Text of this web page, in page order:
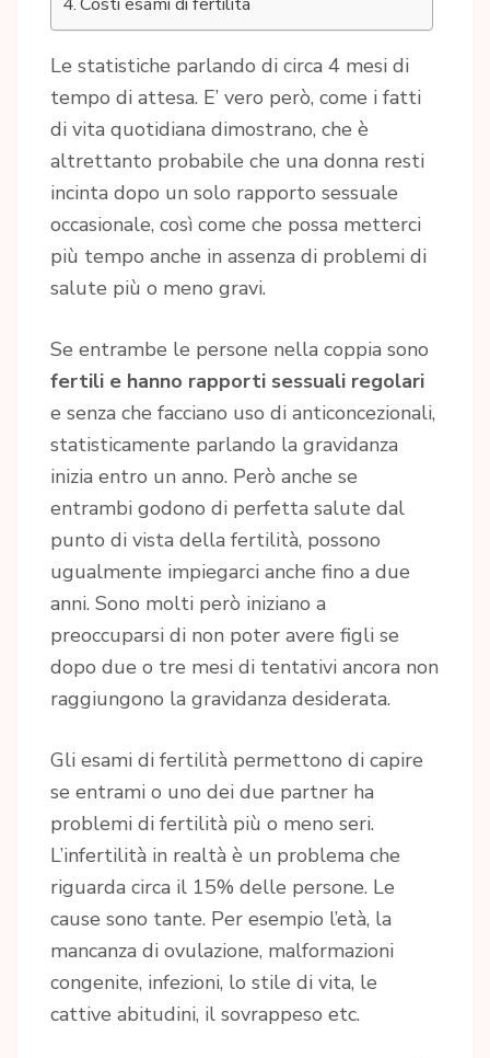
Le statistiche parlando di circa 4 mesi di
tempo di attesa. E’ vero però, come i fatti
di vita quotidiana dimostrano, che è
altrettanto probabile che una donna resti
incinta dopo un solo rapporto sessuale
occasionale, così come che possa metterci
più tempo anche in assenza di problemi di
salute più o meno gravi.
Se entrambe le persone nella coppia sono
fertili e hanno rapporti sessuali regolari
e senza che facciano uso di anticoncezionali,
statisticamente parlando la gravidanza
inizia entro un anno. Però anche se
entrambi godono di perfetta salute dal
punto di vista della fertilità, possono
ugualmente impiegarci anche fino a due
anni. Sono molti però iniziano a
preoccuparsi di non poter avere figli se
dopo due o tre mesi di tentativi ancora non
raggiungono la gravidanza desiderata.
Gli esami di fertilità permettono di capire
se entrami o uno dei due partner ha
problemi di fertilità più o meno seri.
L’infertilità in realtà è un problema che
riguarda circa il 15% delle persone. Le
cause sono tante. Per esempio l’età, la
mancanza di ovulazione, malformazioni
congenite, infezioni, lo stile di vita, le
cattive abitudini, il sovrappeso etc.